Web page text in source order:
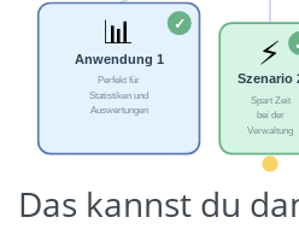
Das kannst du